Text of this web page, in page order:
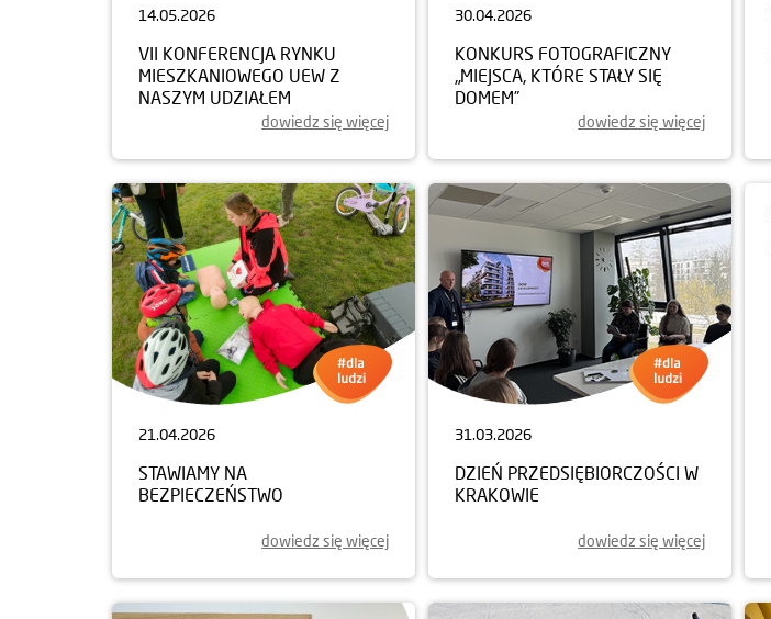
14.05.2026
VII KONFERENCJA RYNKU
MIESZKANIOWEGO UEW Z
NASZYM UDZIAŁEM
dowiedz się więcej
30.04.2026
KONKURS FOTOGRAFICZNY
„MIEJSCA, KTÓRE STAŁY SIĘ
DOMEM”
dowiedz się więcej
21.04.2026
STAWIAMY NA
BEZPIECZEŃSTWO
dowiedz się więcej
31.03.2026
DZIEŃ PRZEDSIĘBIORCZOŚCI W
KRAKOWIE
dowiedz się więcej